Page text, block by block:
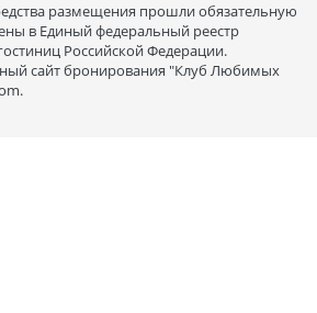
размещения прошли обязательную
в Единый федеральный реестр
Российской Федерации.
сайт бронирования "Клуб Любимых